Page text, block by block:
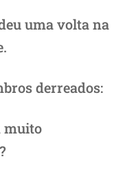
uma volta na
derreados:
muito